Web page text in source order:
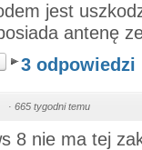
jest
antenę
3 odpowiedzi
· 665 tygodni temu
8 nie ma tej